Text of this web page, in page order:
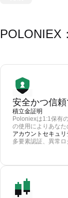
POLONIEX
安全かつ信
積立金証明
Poloniexは1:1保有
の使用によりあなた
アカウントセキュリ
多要素認証、異常